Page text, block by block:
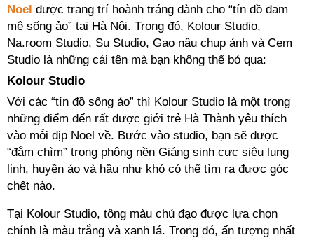
Noel được trang trí hoành tráng dành cho “tín đồ đam
mê sống ảo” tại Hà Nội. Trong đó, Kolour Studio,
Na.room Studio, Su Studio, Gạo nâu chụp ảnh và Cem
Studio là những cái tên mà bạn không thể bỏ qua:
Kolour Studio
Với các “tín đồ sống ảo” thì Kolour Studio là một trong
những điểm đến rất được giới trẻ Hà Thành yêu thích
vào mỗi dịp Noel về. Bước vào studio, bạn sẽ được
“đắm chìm” trong phông nền Giáng sinh cực siêu lung
linh, huyền ảo và hầu như khó có thể tìm ra được góc
chết nào.
Tại Kolour Studio, tông màu chủ đạo được lựa chọn
chính là màu trắng và xanh lá. Trong đó, ấn tượng nhất